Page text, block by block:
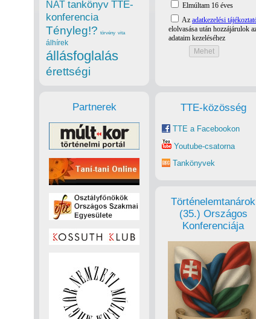
TTE-közösség
TTE a Facebookon
Youtube-csatorna
Tankönyvek
Történelemtanárok
(35.) Országos
Konferenciája
NAT tankönyv TTE-
konferencia
Tényleg!? törvény vita
álhírek
állásfoglalás
érettségi
Partnerek